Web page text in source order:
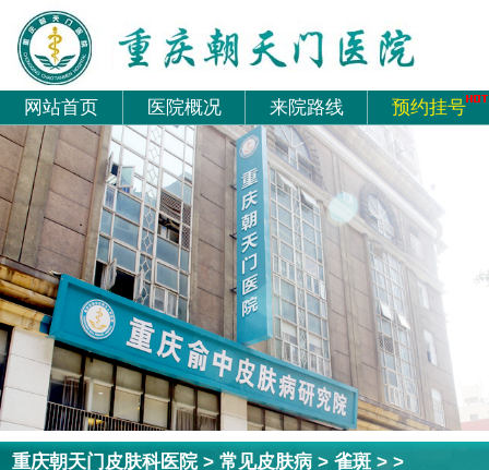
网站首页 医院概况 来院路线 预约挂号
重庆朝天门皮肤科医院>常见皮肤病 >雀斑 > >